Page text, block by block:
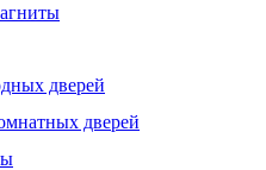
дверей
дверей